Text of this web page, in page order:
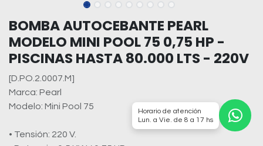
BOMBA AUTOCEBANTE PEARL
MODELO MINI POOL 75 0,75 HP -
PISCINAS HASTA 80.000 LTS - 220V
[D.PO.2.0007.M]
Marca: Pearl
Modelo: Mini Pool 75
• Tensión: 220 V.
Horario de atención
Lun. a Vie. de 8 a 17 hs